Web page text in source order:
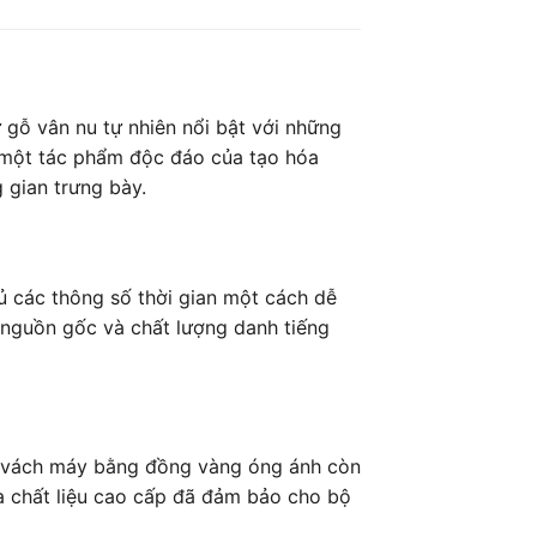
vân nu tự nhiên nổi bật với những
tác phẩm độc đáo của tạo hóa
gian trưng bày.
thông số thời gian một cách dễ
gốc và chất lượng danh tiếng
máy bằng đồng vàng óng ánh còn
liệu cao cấp đã đảm bảo cho bộ